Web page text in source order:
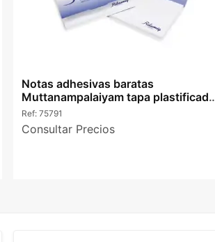
Notas adhesivas baratas
Muttanampalaiyam tapa plastificada
oficina
Ref: 75791
Consultar Precios